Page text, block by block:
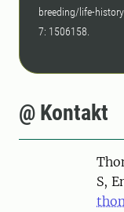
breeding/life-
7: 1506158.
@ Kontakt
Person
S,